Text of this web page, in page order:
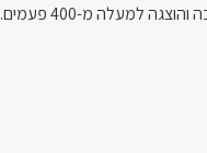
ב-2002 הועלה בתיאטרון "הבימה" המחזמר "מרי לו", המבוסס על שיריו של פיק, בכיכובם של אמיר פיי גוטמן, יעל בר-זוהר ואילנה אביטל. הפקה זו זכתה להצלחה רבה והוצגה למעלה מ-400 פעמים.